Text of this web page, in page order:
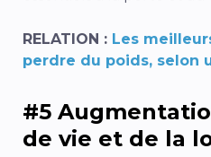
RELATION : Les
perdre du poids, selon
#5
de vie et de la